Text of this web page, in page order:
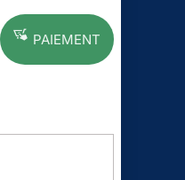
PAIEMENT